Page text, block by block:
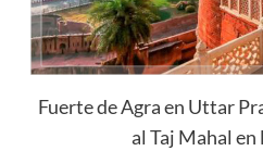
Fuerte de Agra en Uttar
al Taj Mahal